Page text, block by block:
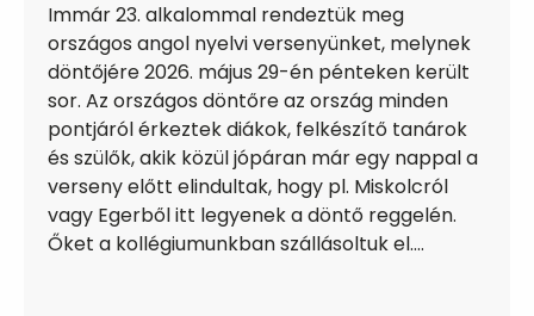
Immár 23. alkalommal rendeztük meg
országos angol nyelvi versenyünket, melynek
döntőjére 2026. május 29-én pénteken került
sor. Az országos döntőre az ország minden
pontjáról érkeztek diákok, felkészítő tanárok
és szülők, akik közül jópáran már egy nappal a
verseny előtt elindultak, hogy pl. Miskolcról
vagy Egerből itt legyenek a döntő reggelén.
Őket a kollégiumunkban szállásoltuk el.…